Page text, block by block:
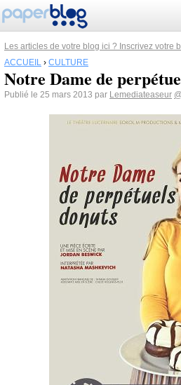
Les articles de votre blog ici ? Inscrivez votre
ACCUEIL › CULTURE
Notre Dame de
Publié le 25 mars 2013 par Lemediateaseur